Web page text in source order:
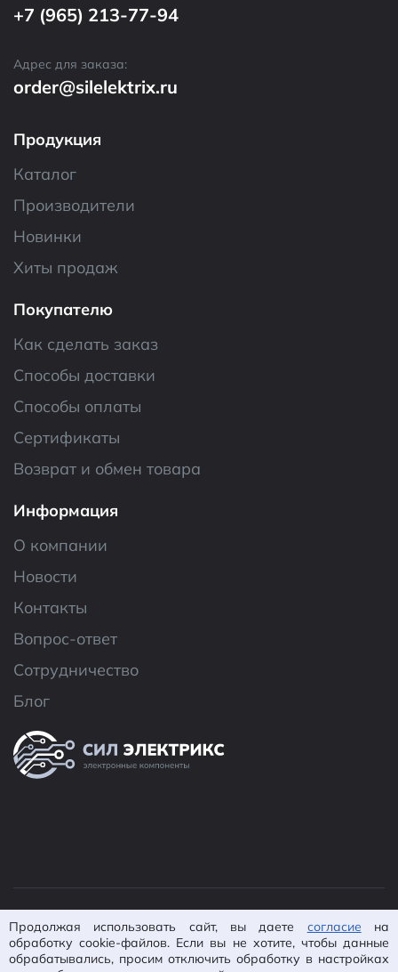
+7 (965) 213-77-94
Адрес для заказа:
order@silelektrix.ru
Продукция
Каталог
Производители
Новинки
Хиты продаж
Покупателю
Как сделать заказ
Способы доставки
Способы оплаты
Сертификаты
Возврат и обмен товара
Информация
О компании
Новости
Контакты
Вопрос-ответ
Сотрудничество
Блог
Политика конфиденциальности
Согласие на
обработку ПД
Пользовательское
Продолжая использовать сайт, вы даете согласие на
обработку cookie-файлов. Если вы не хотите, чтобы данные
обрабатывались, просим отключить обработку в настройках